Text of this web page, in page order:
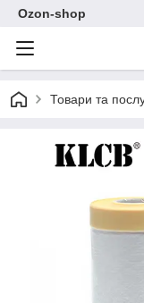
Ozon-shop
Товари та